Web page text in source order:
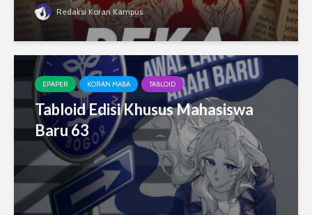
Redaksi Koran Kampus
EPAPER KORAN MABA TABLOID
Tabloid Edisi Khusus Mahasiswa
Baru 63